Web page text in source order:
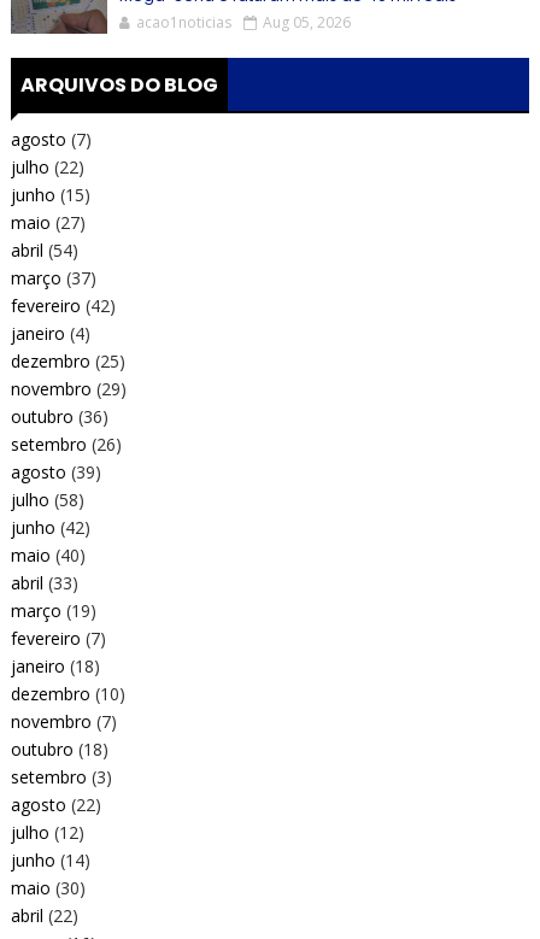
acao1noticias Aug 05, 2026
ARQUIVOS DO BLOG
agosto (7)
julho (22)
junho (15)
maio (27)
abril (54)
março (37)
fevereiro (42)
janeiro (4)
dezembro (25)
novembro (29)
outubro (36)
setembro (26)
agosto (39)
julho (58)
junho (42)
maio (40)
abril (33)
março (19)
fevereiro (7)
janeiro (18)
dezembro (10)
novembro (7)
outubro (18)
setembro (3)
agosto (22)
julho (12)
junho (14)
maio (30)
abril (22)